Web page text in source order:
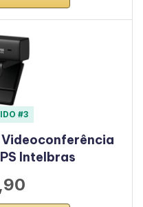
#3
Videoconferência
Intelbras